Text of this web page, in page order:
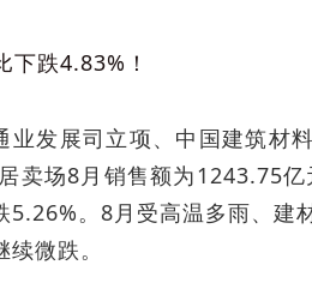
下跌4.83%！
业发展司立项、中国建筑材
卖场8月销售额为1243.75
。8月受高温多雨、建
微跌。